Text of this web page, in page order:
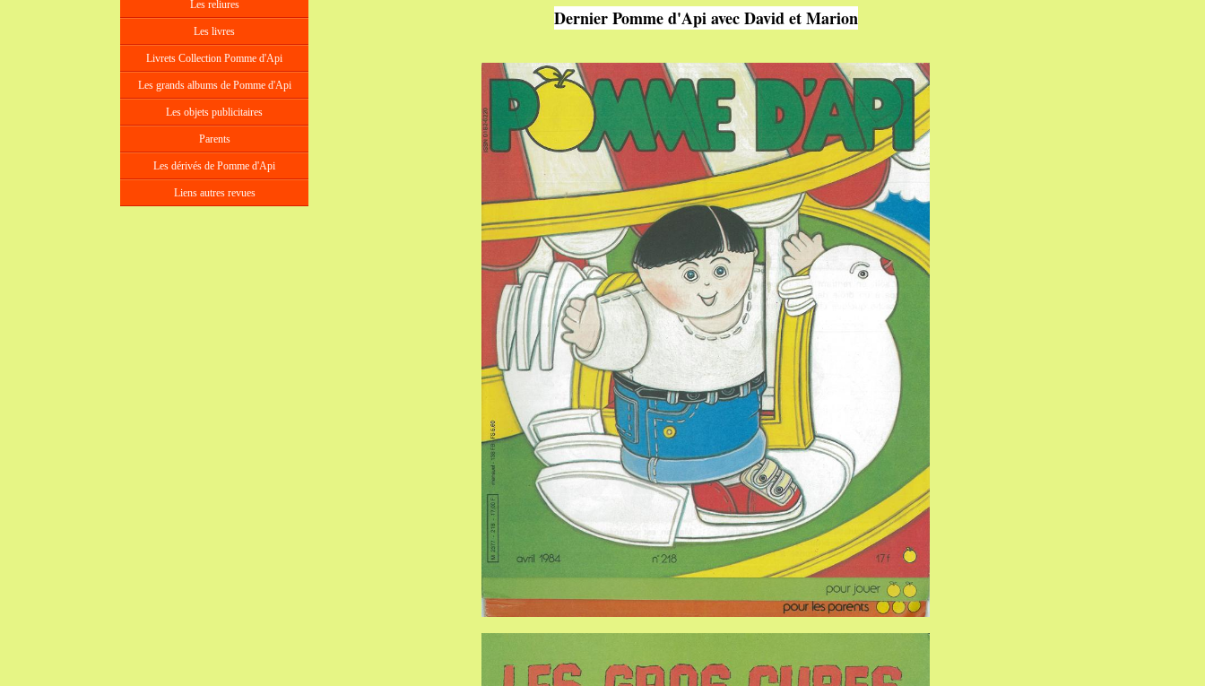
Les reliures
Les livres
Livrets Collection Pomme d'Api
Les grands albums de Pomme d'Api
Les objets publicitaires
Parents
Les dérivés de Pomme d'Api
Liens autres revues
Dernier Pomme d'Api avec David et Marion